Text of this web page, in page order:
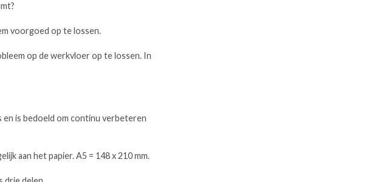
voorgoed op te lossen.
op de werkvloer op te lossen. In
is bedoeld om continu verbeteren
aan het papier. A5 = 148 x 210 mm.